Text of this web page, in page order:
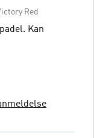
Red
Kan